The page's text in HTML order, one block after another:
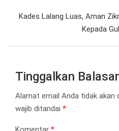
Kades Lalang Luas, Aman
Kepada
Tinggalkan
Alamat email Anda tidak akan
wajib ditandai *